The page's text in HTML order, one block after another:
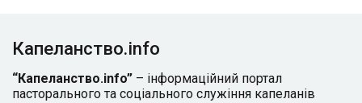
Капеланство.info
“Капеланство.info” – інформаційний портал
пасторального та соціального служіння капеланів